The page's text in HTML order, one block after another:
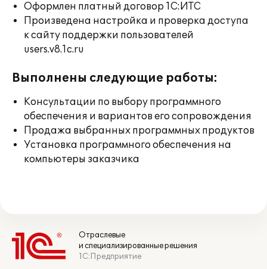
Оформлен платный договор 1С:ИТС
Произведена настройка и проверка доступа
к сайту поддержки пользователей
users.v8.1c.ru
Выполнены следующие работы:
Консультации по выбору программного
обеспечения и вариантов его сопровождения
Продажа выбранных программных продуктов
Установка программного обеспечения на
компьютеры заказчика
Отраслевые
и специализированные решения
1С:Предприятие